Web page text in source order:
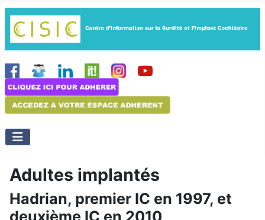
Adultes implantés
Hadrian, premier IC en 1997, et